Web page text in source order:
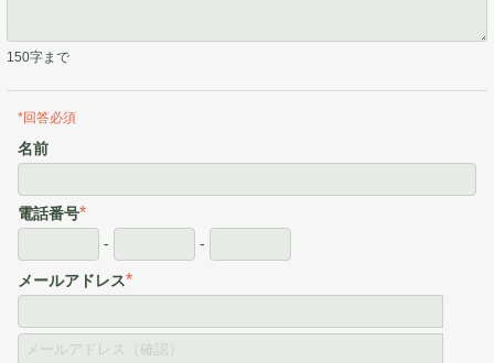
150字まで
*回答必須
名前
電話番号*
- -
メールアドレス*